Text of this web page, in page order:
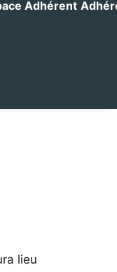
Adhérent
lieu